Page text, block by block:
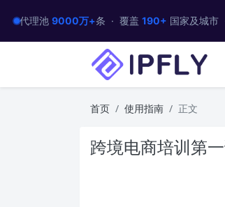
代理池 9000万+条 · 覆盖 190+ 国家及城市
首页 使用指南 正文
跨境电商培训第